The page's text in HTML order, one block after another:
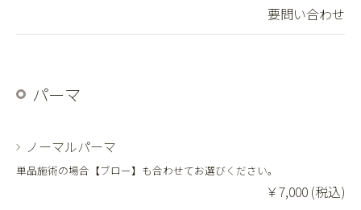
要問い合わせ
パーマ
ノーマルパーマ
単品施術の場合【ブロー】も合わせてお選びください。
￥7,000 (税込)